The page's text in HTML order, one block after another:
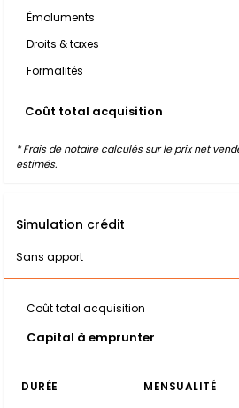
Émoluments
Droits & taxes
Formalités
Coût total acquisition
* Frais de notaire calculés sur le prix net
estimés.
Simulation crédit
Sans apport
Coût total acquisition
Capital à emprunter
DURÉE MENSUALITÉ